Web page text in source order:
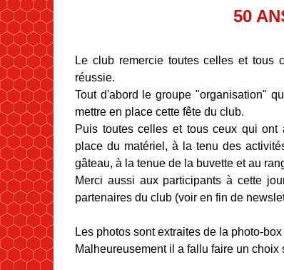
50
Le club remercie toutes celles et tous
réussie.
Tout d'abord le groupe "organisation"
mettre en place cette fête du club.
Puis toutes celles et tous ceux qui
place du matériel, à la tenu des
gâteau, à la tenue de la buvette et au
Merci aussi aux participants à cette
partenaires du club (voir en fin de
Les photos sont extraites de la photo-
Malheureusement il a fallu faire un